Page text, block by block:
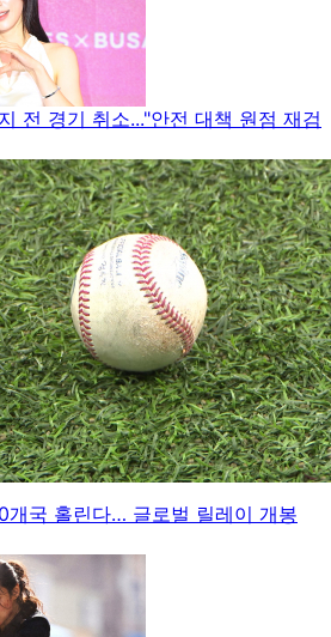
전 경기 취소..."안전 대책 원점 재검
개국 홀린다… 글로벌 릴레이 개봉